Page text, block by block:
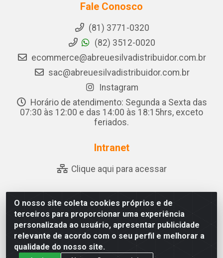
O nosso site coleta cookies próprios e de
terceiros para proporcionar uma experiência
personalizada ao usuário, apresentar publicidade
relevante de acordo com o seu perfil e melhorar a
qualidade do nosso site.
Fale Conosco
(81) 3771-0320
(82) 3512-0020
ecommerce@abreuesilvadistribuidor.com.br
sac@abreuesilvadistribuidor.com.br
Instagram
Horário de atendimento: Segunda a Sexta das
07:30 às 12:00 e das 14:00 às 18:15hrs, exceto
feriados.
Intranet
Clique aqui para acessar
Abreu & Silva - Rua Padre Jose de Souza Leite, 265 - Ariado,
Olho D'Água das Flores/AL - CEP 57.442-000 - CNPJ
04.790.656/0001-06